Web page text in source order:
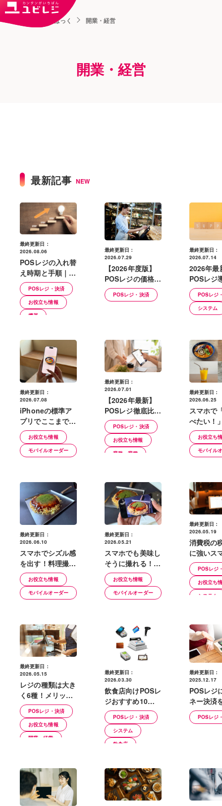
ユビはっく 開業・経営
開業・経営
最新記事 NEW
最終更新日：
2026.08.06
POSレジの入れ替
え時期と手順｜失
敗しない選び方・
導入フローを解説
POSレジ・決済
お役立ち情報
機器
最終更新日：
2026.07.29
【2026年度版】
POSレジの価格の
目安は？種類別に
解説POSレジ・決済
最終更新日：
2026.07.14
2026年最
POSレジ
える補助
金の例｜
重要な注
POSレジ
システム
最終更新日：
2026.07.08
iPhoneの標準ア
プリでここまでで
きる！＜料理レタ
ッチ編＞
お役立ち情報
モバイルオーダー
最終更新日：
2026.07.01
【2026年最新】
POSレジ徹底比較
| おすすめの選び
方と業種別チェッ
クポイントを解説
POSレジ・決済
お役立ち情報
業務・業種
最終更新日：
2026.06.25
スマホで
べたい！
出！料理
ニック＜
ル・構図
お役立ち
モバイル
最終更新日：
2026.06.10
スマホでシズル感
を出す！料理撮影
テクニック＜自然
光・ライティング
編＞
お役立ち情報
モバイルオーダー
最終更新日：
2026.05.21
スマホでも美味し
そうに撮れる！料
理写真撮影テクニ
ック3つ＜基本編
＞
お役立ち情報
モバイルオーダー
最終更新日：
2026.05.19
消費税の
に強いス
ジの選び
導入前の
ェックリ
POSレジ
お役立ち
システム
最終更新日：
2026.05.15
レジの種類は大き
く6種！メリッ
ト・デメリットや
向いている店舗、
自店に合った選び
方
POSレジ・決済
お役立ち情報
開業・経営
最終更新日：
2026.03.30
飲食店向けPOSレ
ジおすすめ10
選！導入メリット
や選ぶ際のチェッ
クポイント
POSレジ・決済
システム
飲食店
最終更新日：
2025.12.17
POSレジ
ネー決済
る方法｜
リットと
POSレジ